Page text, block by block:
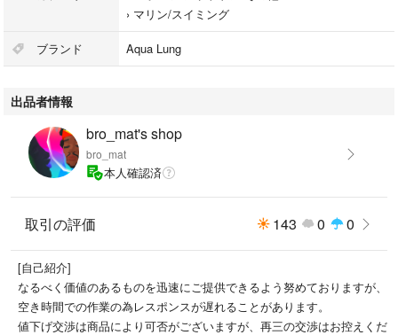
› マリン/スイミング
ブランド Aqua Lung
出品者情報
bro_mat's shop
bro_mat
本人確認済
取引の評価 143 0 0
[自己紹介]
なるべく価値のあるものを迅速にご提供できるよう努めておりますが、
空き時間での作業の為レスポンスが遅れることがあります。
値下げ交渉は商品により可否がございますが、再三の交渉はお控えくだ